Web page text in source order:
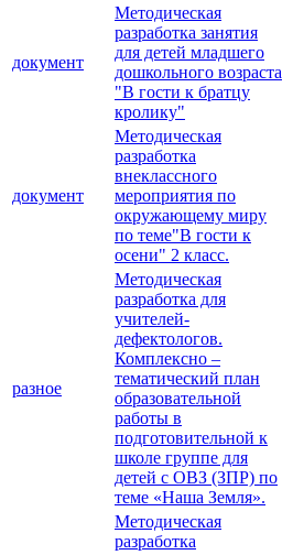
документ
Методическая
разработка занятия
для детей младшего
дошкольного возраста
"В гости к братцу
кролику"
документ
Методическая
разработка
внеклассного
мероприятия по
окружающему миру
по теме"В гости к
осени" 2 класс.
разное
Методическая
разработка для
учителей-
дефектологов.
Комплексно –
тематический план
образовательной
работы в
подготовительной к
школе группе для
детей с ОВЗ (ЗПР) по
теме «Наша Земля».
Методическая
разработка